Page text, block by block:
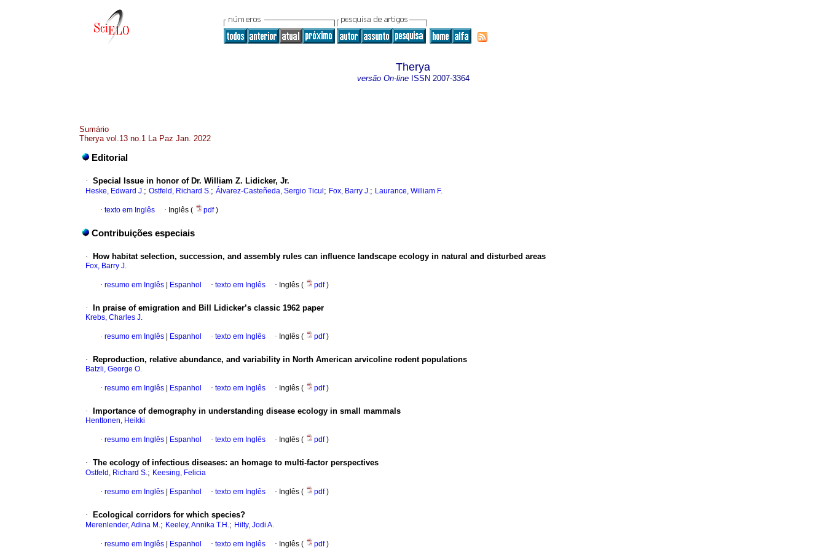
Therya
versão On-lineISSN 2007-3364
Sumário
Therya vol.13 no.1 La Paz Jan. 2022
Editorial
· Special Issue in honor of Dr. William Z. Lidicker, Jr.
Heske, Edward J.; Ostfeld, Richard S.; Álvarez-Casteñeda, Sergio Ticul ; Fox, Barry J.; Laurance, William F.
· texto em Inglês · Inglês ( pdf)
Contribuições especiais
· How habitat selection, succession, and assembly rules can influence landscape ecology in natural and disturbed areas
Fox, Barry J.
· resumo em Inglês Espanhol · texto em Inglês · Inglês ( pdf)
· In praise of emigration and Bill Lidicker’s classic 1962 paper
Krebs, Charles J.
· resumo em Inglês Espanhol · texto em Inglês · Inglês ( pdf)
· Reproduction, relative abundance, and variability in North American arvicoline rodent populations
Batzli, George O.
· resumo em Inglês Espanhol · texto em Inglês · Inglês ( pdf)
· Importance of demography in understanding disease ecology in small mammals
Henttonen, Heikki
· resumo em Inglês Espanhol · texto em Inglês · Inglês ( pdf)
· The ecology of infectious diseases: an homage to multi-factor perspectives
Ostfeld, Richard S.; Keesing, Felicia
· resumo em Inglês Espanhol · texto em Inglês · Inglês ( pdf)
· Ecological corridors for which species?
Merenlender, Adina M.; Keeley, Annika T.H.; Hilty, Jodi A.
· resumo em Inglês Espanhol · texto em Inglês · Inglês ( pdf)